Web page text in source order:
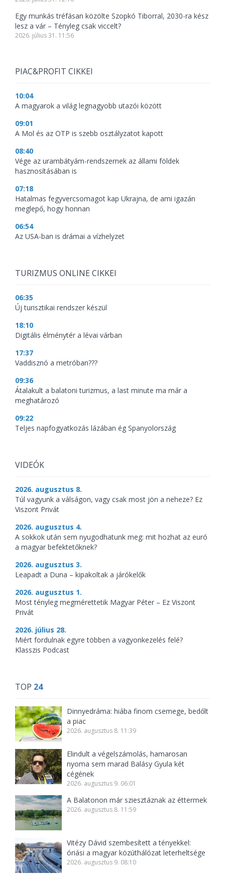
Egy munkás tréfásan közölte Szopkó Tiborral, 2030-ra kész
lesz a vár – Tényleg csak viccelt?
2026. július 31. 11:56
PIAC&PROFIT CIKKEI
10:04
A magyarok a világ legnagyobb utazói között
09:01
A Mol és az OTP is szebb osztályzatot kapott
08:40
Vége az urambátyám-rendszernek az állami földek
hasznosításában is
07:18
Hatalmas fegyvercsomagot kap Ukrajna, de ami igazán
meglepő, hogy honnan
06:54
Az USA-ban is drámai a vízhelyzet
TURIZMUS ONLINE CIKKEI
06:35
Új turisztikai rendszer készül
18:10
Digitális élménytér a lévai várban
17:37
Vaddisznó a metróban???
09:36
Átalakult a balatoni turizmus, a last minute ma már a
meghatározó
09:22
Teljes napfogyatkozás lázában ég Spanyolország
VIDEÓK
2026. augusztus 8.
Túl vagyunk a válságon, vagy csak most jön a neheze? Ez
Viszont Privát
2026. augusztus 4.
A sokkok után sem nyugodhatunk meg: mit hozhat az euró
a magyar befektetőknek?
2026. augusztus 3.
Leapadt a Duna – kipakoltak a járókelők
2026. augusztus 1.
Most tényleg megmérettetik Magyar Péter – Ez Viszont
Privát
2026. július 28.
Miért fordulnak egyre többen a vagyonkezelés felé?
Klasszis Podcast
TOP 24
Dinnyedráma: hiába finom csemege, bedőlt
a piac
2026. augusztus 8. 11:39
Elindult a végelszámolás, hamarosan
nyoma sem marad Balásy Gyula két
cégének
2026. augusztus 9. 06:01
A Balatonon már sziesztáznak az éttermek
2026. augusztus 8. 11:59
Vitézy Dávid szembesített a tényekkel:
óriási a magyar közúthálózat leterheltsége
2026. augusztus 9. 08:10